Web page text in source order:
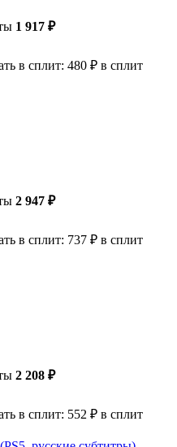
1 917 ₽
в сплит: 480 ₽ в сплит
2 947 ₽
в сплит: 737 ₽ в сплит
2 208 ₽
в сплит: 552 ₽ в сплит